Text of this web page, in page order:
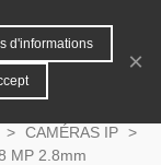
0 MENU
> CAMÉRAS IP >
MP 2.8mm
d'informations
×